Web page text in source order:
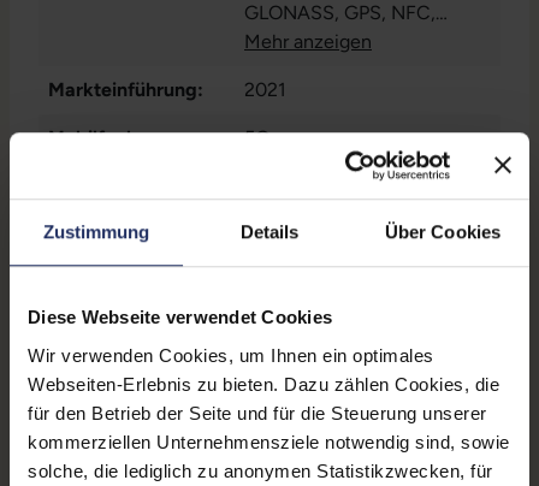
Zustimmung Details Über Cookies
Diese Webseite verwendet Cookies
Wir verwenden Cookies, um Ihnen ein optimales
Webseiten-Erlebnis zu bieten. Dazu zählen Cookies, die
für den Betrieb der Seite und für die Steuerung unserer
kommerziellen Unternehmensziele notwendig sind, sowie
solche, die lediglich zu anonymen Statistikzwecken, für
GLONASS, GPS, NFC,
WLAN
Mehr anzeigen
Markteinführung: 2021
Mobilfunk: 5G
Pixeldichte: 460 ppi
Rückkamera: 12 Megapixel
SIM-Kartenslot: Dual-SIM , Nano-Sim, eSIM
Schnittstellen: 1x Lightning
Zustand: Gebraucht